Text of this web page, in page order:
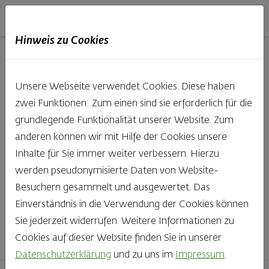
Backstube entdecken
Was gibt es Schöneres, als bei Brot & Gebäck die Qual
der Wahl zu haben? Noch dazu, wenn so großer Wert
auf den kleinen, feinen Unterschied gelegt wird, wie bei
Haubis. Beste Zutaten und Handwerk, das seinen
Namen auch verdient – das schmeckt man einfach!
Finden Sie Ihr Lieblingsprodukt
Hinweis zu Cookies
Unsere Webseite verwendet Cookies. Diese haben
zwei Funktionen: Zum einen sind sie erforderlich für die
grundlegende Funktionalität unserer Website. Zum
anderen können wir mit Hilfe der Cookies unsere
Inhalte für Sie immer weiter verbessern. Hierzu
werden pseudonymisierte Daten von Website-
Besuchern gesammelt und ausgewertet. Das
Einverständnis in die Verwendung der Cookies können
Sie jederzeit widerrufen. Weitere Informationen zu
Cookies auf dieser Website finden Sie in unserer
Datenschutzerklärung und zu uns im Impressum.